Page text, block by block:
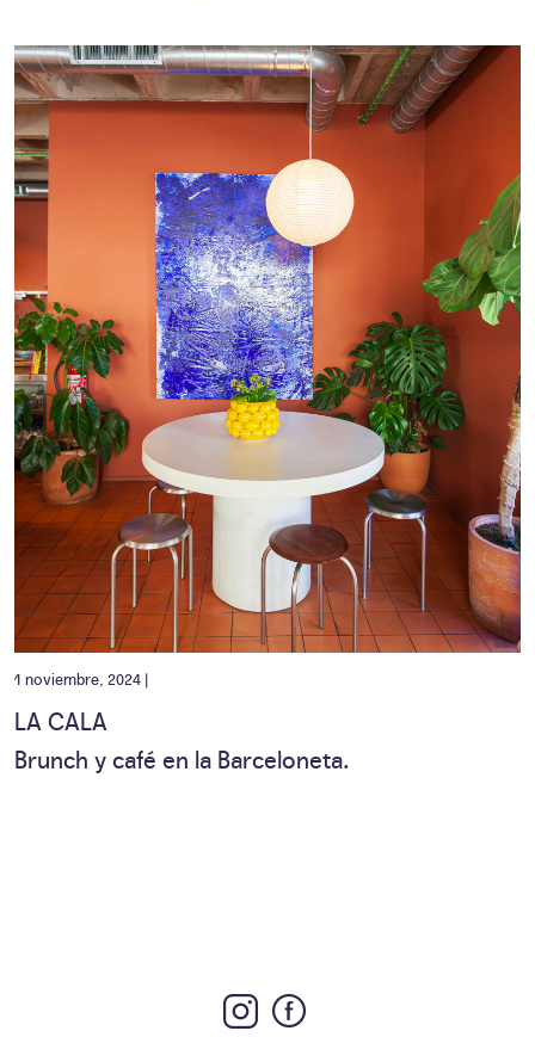
1 noviembre, 2024 |
LA CALA
Brunch y café en la Barceloneta.